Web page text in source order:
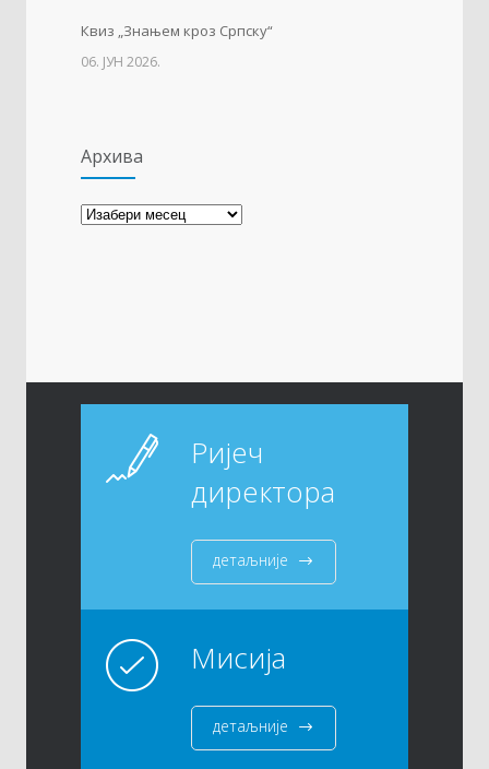
Квиз „Знањем кроз Српску“
06. ЈУН 2026.
Архива
Архива
Ријеч
директора
детаљније
Мисија
детаљније